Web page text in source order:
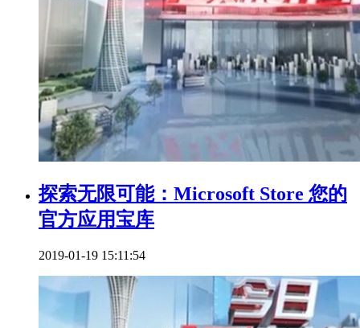
探索无限可能：Microsoft Store 您的
官方应用宝库
2019-01-19 15:11:54